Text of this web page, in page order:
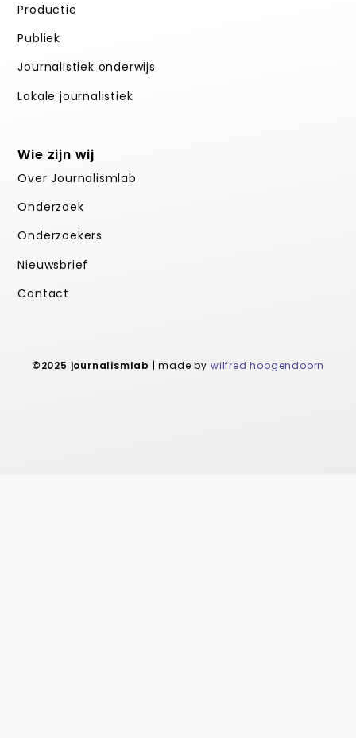
Productie
Publiek
Journalistiek onderwijs
Lokale journalistiek
Wie zijn wij
Over Journalismlab
Onderzoek
Onderzoekers
Nieuwsbrief
Contact
©2025 journalismlab | made by wilfred hoogendoorn